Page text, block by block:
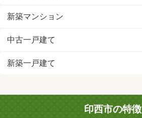
新築マンション
中古一戸建て
新築一戸建て
印西市の特徴